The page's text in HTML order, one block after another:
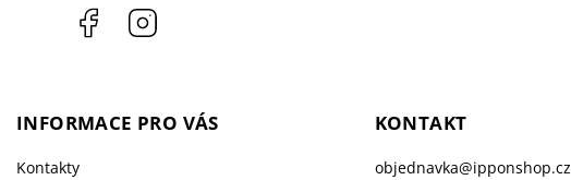
Facebook
INFORMACE PRO VÁS
Kontakty
KONTAKT
objednavka@ipponshop.cz